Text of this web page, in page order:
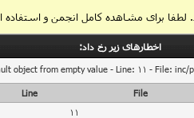
لطفا برای مشاهده کامل انجمن و استفاده
اخطار‌های زیر رخ داد:
object from empty value - Line: 11 - File: inc/
File
Line
11